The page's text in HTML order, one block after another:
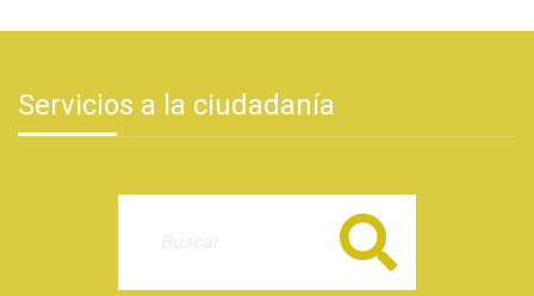
Servicios a la ciudadanía
Buscar